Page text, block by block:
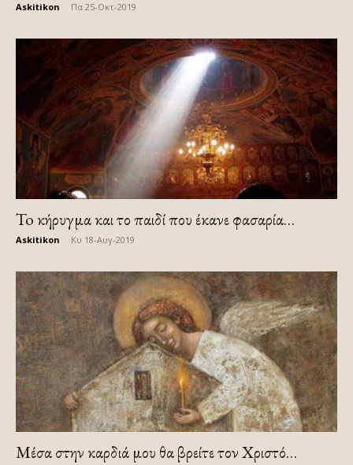
Askitikon Πα 25-Οκτ-2019
To κήρυγμα και το παιδί που έκανε φασαρία…
Askitikon Κυ 18-Αυγ-2019
Μέσα στην καρδιά μου θα βρείτε τον Χριστό…